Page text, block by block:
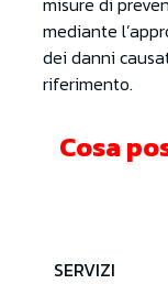
mediante
dei danni
riferimento.
Cosa
SERVIZI